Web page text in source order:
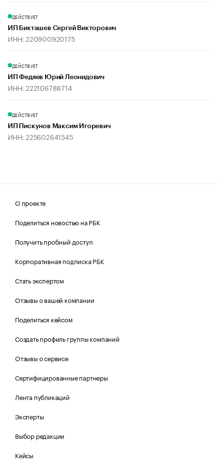
ДЕЙСТВУЕТ
ИП Бикташев Сергей Викторович
ИНН: 220900920175
ДЕЙСТВУЕТ
ИП Федяев Юрий Леонидович
ИНН: 222106788714
ДЕЙСТВУЕТ
ИП Пискунов Максим Игоревич
ИНН: 225602641545
О проекте
Поделиться новостью на РБК
Получить пробный доступ
Корпоративная подписка РБК
Стать экспертом
Отзывы о вашей компании
Поделиться кейсом
Создать профиль группы компаний
Отзывы о сервисе
Сертифицированные партнеры
Лента публикаций
Эксперты
Выбор редакции
Кейсы